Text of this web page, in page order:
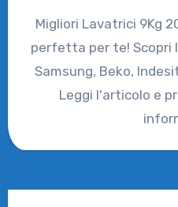
Migliori Lavatrici 9Kg
perfetta per te! Scopri
Samsung, Beko,
Leggi l'articolo e